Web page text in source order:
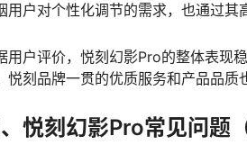
用户对个性化调节的需求，也通过其
用户评价，悦刻幻影Pro的整体表现
悦刻品牌一贯的优质服务和产品品质
悦刻幻影Pro常见问题